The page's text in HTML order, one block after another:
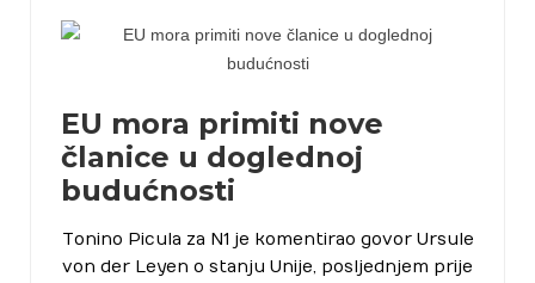
EU mora primiti nove
članice u doglednoj
budućnosti
Tonino Picula za N1 je komentirao govor Ursule
von der Leyen o stanju Unije, posljednjem prije